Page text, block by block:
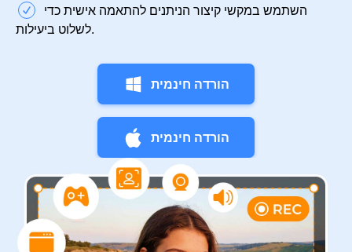
השתמש במקשי קיצור הניתנים להתאמה אישית כדי
לשלוט ביעילות.
הורדה חינמית
הורדה חינמית